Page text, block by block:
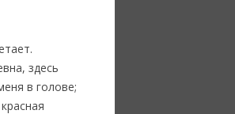
здесь
в голове;